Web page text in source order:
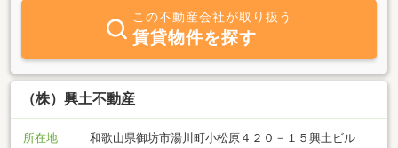
暮らしたいと言うお客様に「和歌山でのスローライフ」を送って頂
ける物件を紹介します。あなたの田舎暮らしをお手伝い。又、地元
の方に向けた分譲地もご用意。この地域に住みたいと言うお客様も
お待ちしております。資料請求、ご相談等お気軽にお問い合わせ下
さい。メール、ＦＡＸ、お電話にて対応可能。
この不動産会社が取り扱う
賃貸物件を探す
（株）興土不動産
所在地
和歌山県御坊市湯川町小松原４２０－１５興土ビル